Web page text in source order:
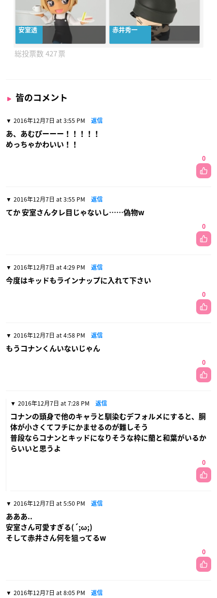
安室透 赤井秀一
427
皆のコメント
2016年12月7日 at 3:55 PM 返信
あ、あむぴーーー！！！！！
めっちゃかわいい！！
0
2016年12月7日 at 3:55 PM 返信
てか 安室さんタレ目じゃないし……偽物w
0
2016年12月7日 at 4:29 PM 返信
今度はキッドもラインナップに入れて下さい
0
2016年12月7日 at 4:58 PM 返信
もうコナンくんいないじゃん
0
2016年12月7日 at 7:28 PM 返信
コナンの頭身で他のキャラと馴染むデフォルメにすると、胴
体が小さくてフチにかませるのが難しそう
普段ならコナンとキッドになりそうな枠に蘭と和葉がいるか
らいいと思うよ
0
2016年12月7日 at 5:50 PM 返信
あああ..
安室さん可愛すぎる(´;ω;)
そして赤井さん何を狙ってるw
0
2016年12月7日 at 8:05 PM 返信